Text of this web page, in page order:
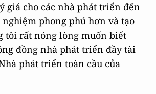
giá cho các nhà phát triển đến
phong phú hơn và tạo
tôi rất nóng lòng muốn biết
đồng nhà phát triển đầy tài
phát triển toàn cầu của